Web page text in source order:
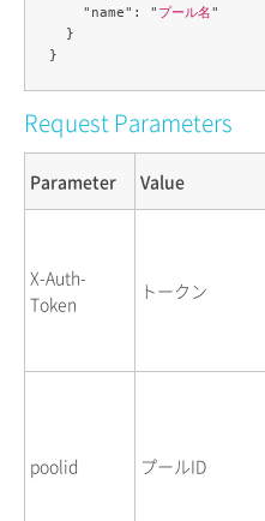
    "name": "
プール名"
  }
Request Parameters
Parameter Value
X-Auth-
Token
トークン
poolid プールID